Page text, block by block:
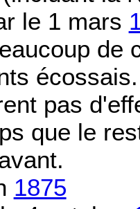
le 1 mars
de
pas
que le
1875